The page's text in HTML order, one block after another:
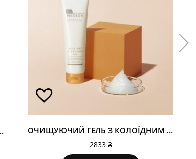
HYDROGEL EYE PATCHES 46 ОЧИЩУЮЧИЙ ГЕЛЬ З КОЛОЇДНИМ СРІБЛОМ І ПЛАТИНОЮ MOISTURE CLEANSING GEL
2833 ₴